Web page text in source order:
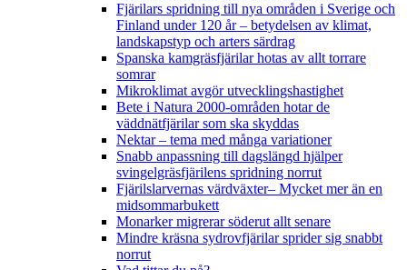
Fjärilars spridning till nya områden i Sverige och
Finland under 120 år– betydelsen av klimat,
landskapstyp och arters särdrag
Spanska kamgräsfjärilar hotas av allt torrare
somrar
Mikroklimat avgör utvecklingshastighet
Bete i Natura 2000-områden hotar de
väddnätfjärilar som ska skyddas
Nektar – tema med många variationer
Snabb anpassning till dagslängd hjälper
svingelgräsfjärilens spridning norrut
Fjärilslarvernas värdväxter– Mycket mer än en
midsommarbukett
Monarker migrerar söderut allt senare
Mindre kräsna sydrovfjärilar sprider sig snabbt
norrut